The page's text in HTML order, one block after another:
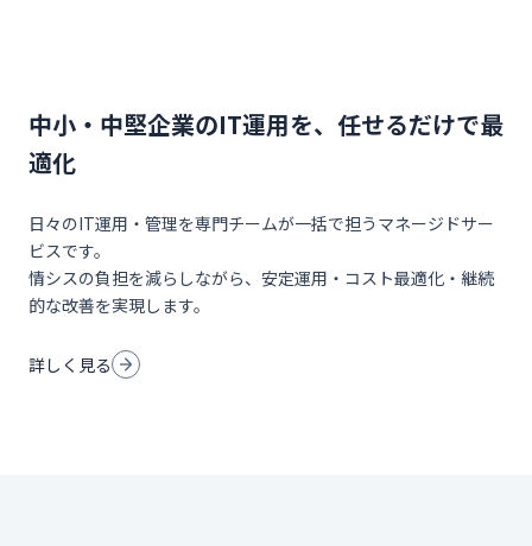
中小・中堅企業のIT運用を、任せるだけで最
適化
日々のIT運用・管理を専門チームが一括で担うマネージドサー
ビスです。
情シスの負担を減らしながら、安定運用・コスト最適化・継続
的な改善を実現します。
詳しく見る